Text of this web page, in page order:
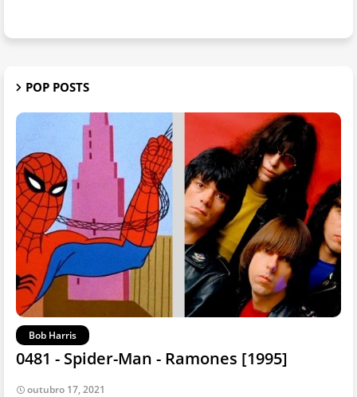
POP POSTS
Bob Harris
0481 - Spider-Man - Ramones [1995]
outubro 17, 2021